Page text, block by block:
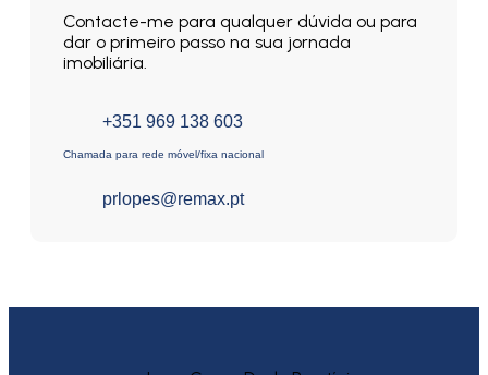
Contacte-me para qualquer dúvida ou para
dar o primeiro passo na sua jornada
imobiliária.
+351 969 138 603
Chamada para rede móvel/fixa nacional
prlopes@remax.pt